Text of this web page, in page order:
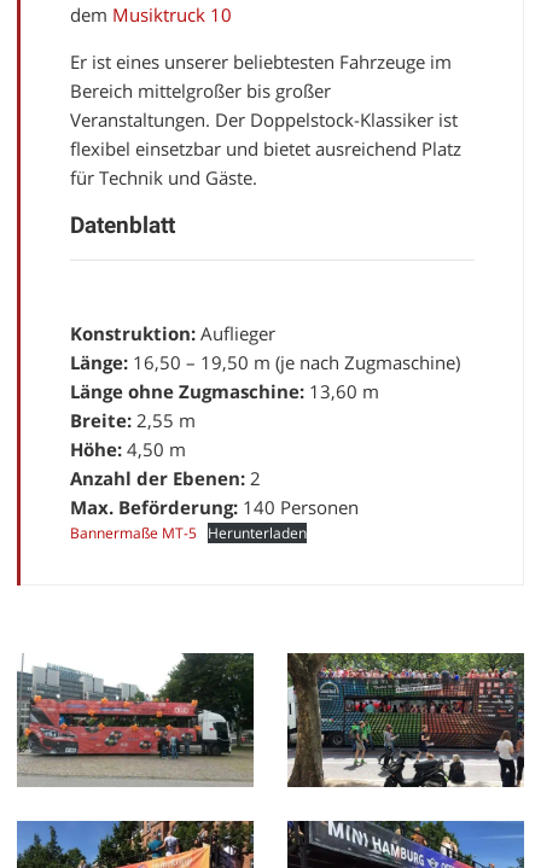
dem Musiktruck 10
Er ist eines unserer beliebtesten Fahrzeuge im
Bereich mittelgroßer bis großer
Veranstaltungen. Der Doppelstock-Klassiker ist
flexibel einsetzbar und bietet ausreichend Platz
für Technik und Gäste.
Datenblatt
Konstruktion: Auflieger
Länge: 16,50 – 19,50 m (je nach Zugmaschine)
Länge ohne Zugmaschine: 13,60 m
Breite: 2,55 m
Höhe: 4,50 m
Anzahl der Ebenen: 2
Max. Beförderung: 140 Personen
Bannermaße MT-5 Herunterladen